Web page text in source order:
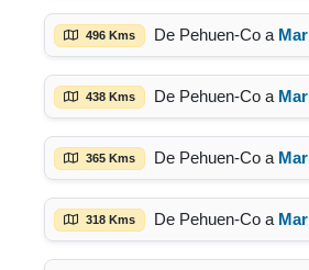
496 Kms De Pehuen-Co a
438 Kms De Pehuen-Co a
365 Kms De Pehuen-Co a
318 Kms De Pehuen-Co a